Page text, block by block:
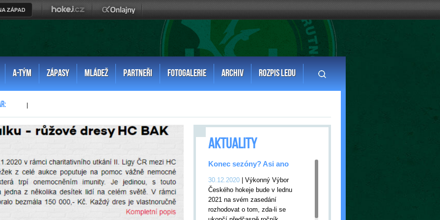
A-TÝM ZÁPASY MLÁDEŽ PARTNEŘI FOTOGALERIE ARCHIV ROZPIS LEDU
AKTUALITY
Konec sezóny? Asi ano
30.12.2020 | Výkonný Výbor
Českého hokeje bude v lednu
2021 na svém zasedání
rozhodovat o tom, zda-li se